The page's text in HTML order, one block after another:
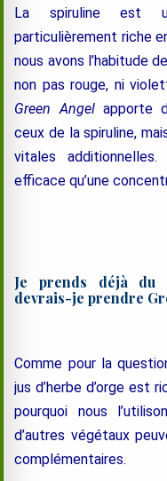
La spiruline est
particulièrement riche
nous avons l’habitude
non pas rouge, ni
Green Angelapporte
ceux de la spiruline,
vitales
efficace qu’une
Je prends déjà du
devrais-je prendre
Comme pour la
jus d’herbe d’orge est
pourquoi nous
d’autres végétaux
complémentaires.